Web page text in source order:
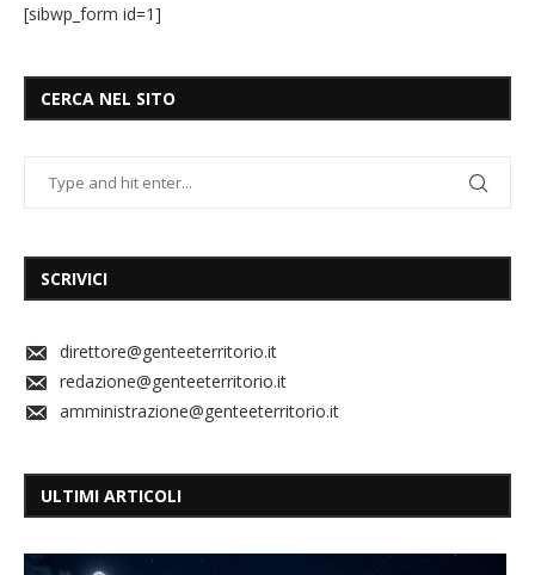
[sibwp_form id=1]
CERCA NEL SITO
SCRIVICI
direttore@genteeterritorio.it
redazione@genteeterritorio.it
amministrazione@genteeterritorio.it
ULTIMI ARTICOLI